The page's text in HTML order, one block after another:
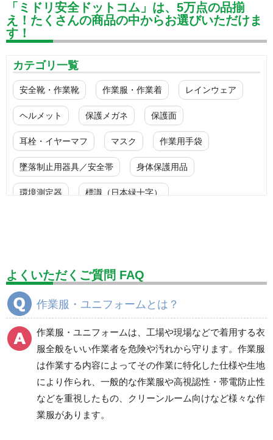
「ミドリ安全ドットコム」は、5万点の品揃
え！たくさんの商品の中からお選びいただけま
す！
カテゴリ一覧
安全靴・作業靴 作業服・作業着 レインウェア
ヘルメット 保護メガネ 保護面
耳栓・イヤーマフ マスク 作業用手袋
墜落制止用器具／安全帯 身体保護用品
環境測定器 標識（日本緑十字）
設備用品・作業補助用品 工事作業用品
分煙対策機器
電気保守用品 ワイパー クリーンルーム対策用品
防災グッズ（防災セット） 救急医療品
健康管理器具 季節商品 ウイルス対策用品
商品カテゴリ一覧
よくいただくご質問 FAQ
作業服・ユニフォームとは？
作業服・ユニフォームは、工場や現場などで着用する衣
服全般をいい作業者を危険や汚れから守ります。作業服
は作業する内容によってその作業に特化した仕様や生地
により作られ、一般的な作業服や高視認性・帯電防止性
などを重視したもの、クリーンルーム向けなど様々な作
業服があります。